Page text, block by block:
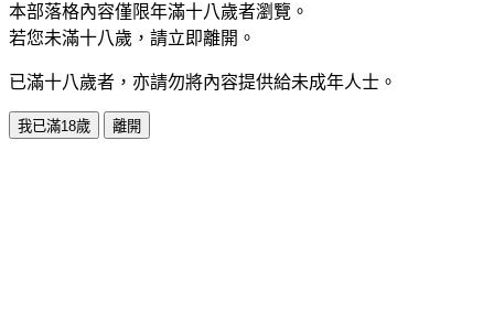
本部落格內容僅限年滿十八歲者瀏覽。
若您未滿十八歲，請立即離開。
已滿十八歲者，亦請勿將內容提供給未成年人士。
我已滿18歲 離開